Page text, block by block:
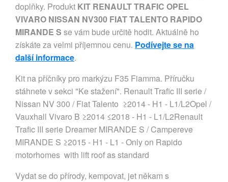
doplňky. Produkt KIT RENAULT TRAFIC OPEL
VIVARO NISSAN NV300 FIAT TALENTO RAPIDO
MIRANDE S se vám bude určitě hodit. Aktuálně ho
získáte za velmi příjemnou cenu. Podívejte se na
další informace.
Kit na příčníky pro markýzu F35 Fiamma. Příručku
stáhnete v sekci "Ke stažení". Renault Trafic III serie /
Nissan NV 300 / Fiat Talento ≥2014 - H1 - L1/L2Opel /
Vauxhall Vivaro B ≥2014 ≤2018 - H1 - L1/L2Renault
Trafic III serie Dreamer MIRANDE S / Campereve
MIRANDE S ≥2015 - H1 - L1 - Only on Rapido
motorhomes with lift roof as standard
Vydat se do přírody, kempovat, jet někam s